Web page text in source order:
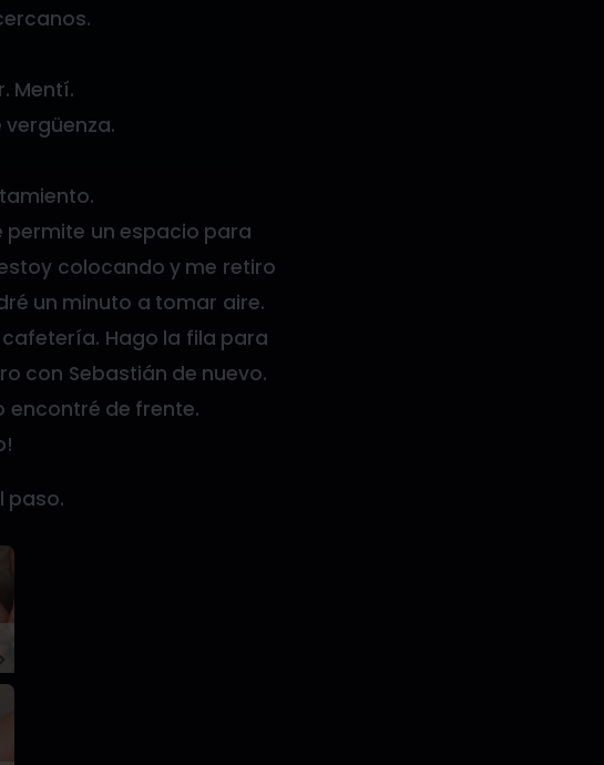
Mentí.
permite un espacio para
colocando y me retiro
un minuto a tomar aire.
Hago la fila para
con Sebastián de nuevo.
encontré de frente.
paso.